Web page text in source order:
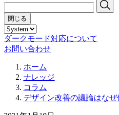
閉じる
ダークモード対応について
お問い合わせ
ホーム
ナレッジ
コラム
デザイン改善の議論はな